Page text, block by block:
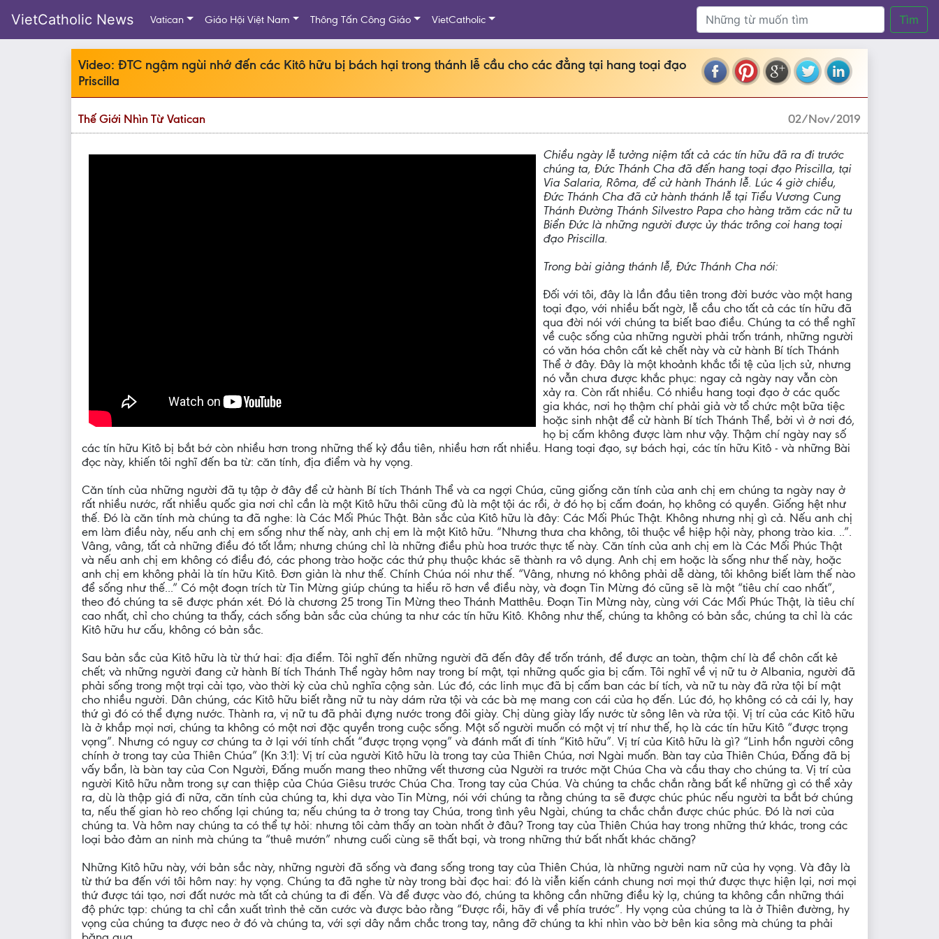
VietCatholic News Vatican Giáo Hội Việt Nam Thông Tấn Công Giáo VietCatholic Tìm
Video: ĐTC ngậm ngùi nhớ đến các Kitô hữu bị bách hại trong thánh lễ cầu cho các đẳng tại hang toại đạo
Priscilla
Thế Giới Nhìn Từ Vatican 02/Nov/2019
Chiều ngày lễ tưởng niệm tất cả các tín hữu đã ra đi trước
chúng ta, Đức Thánh Cha đã đến hang toại đạo Priscilla, tại
Via Salaria, Rôma, để cử hành Thánh lễ. Lúc 4 giờ chiều,
Đức Thánh Cha đã cử hành thánh lễ tại Tiểu Vương Cung
Thánh Đường Thánh Silvestro Papa cho hàng trăm các nữ tu
Biển Đức là những người được ủy thác trông coi hang toại
đạo Priscilla.
Trong bài giảng thánh lễ, Đức Thánh Cha nói:
Đối với tôi, đây là lần đầu tiên trong đời bước vào một hang
toại đạo, với nhiều bất ngờ, lễ cầu cho tất cả các tín hữu đã
qua đời nói với chúng ta biết bao điều. Chúng ta có thể nghĩ
về cuộc sống của những người phải trốn tránh, những người
có văn hóa chôn cất kẻ chết này và cử hành Bí tích Thánh
Thể ở đây. Đây là một khoảnh khắc tồi tệ của lịch sử, nhưng
nó vẫn chưa được khắc phục: ngay cả ngày nay vẫn còn
xảy ra. Còn rất nhiều. Có nhiều hang toại đạo ở các quốc
gia khác, nơi họ thậm chí phải giả vờ tổ chức một bữa tiệc
hoặc sinh nhật để cử hành Bí tích Thánh Thể, bởi vì ở nơi đó,
họ bị cấm không được làm như vậy. Thậm chí ngày nay số
các tín hữu Kitô bị bắt bớ còn nhiều hơn trong những thế kỷ đầu tiên, nhiều hơn rất nhiều. Hang toại đạo, sự bách hại, các tín hữu Kitô - và những Bài
đọc này, khiến tôi nghĩ đến ba từ: căn tính, địa điểm và hy vọng.
Căn tính của những người đã tụ tập ở đây để cử hành Bí tích Thánh Thể và ca ngợi Chúa, cũng giống căn tính của anh chị em chúng ta ngày nay ở
rất nhiều nước, rất nhiều quốc gia nơi chỉ cần là một Kitô hữu thôi cũng đủ là một tội ác rồi, ở đó họ bị cấm đoán, họ không có quyền. Giống hệt như
thế. Đó là căn tính mà chúng ta đã nghe: là Các Mối Phúc Thật. Bản sắc của Kitô hữu là đây: Các Mối Phúc Thật. Không nhưng nhị gì cả. Nếu anh chị
em làm điều này, nếu anh chị em sống như thế này, anh chị em là một Kitô hữu. “Nhưng thưa cha không, tôi thuộc về hiệp hội này, phong trào kia. ..”.
Vâng, vâng, tất cả những điều đó tốt lắm; nhưng chúng chỉ là những điều phù hoa trước thực tế này. Căn tính của anh chị em là Các Mối Phúc Thật
và nếu anh chị em không có điều đó, các phong trào hoặc các thứ phụ thuộc khác sẽ thành ra vô dụng. Anh chị em hoặc là sống như thế này, hoặc
anh chị em không phải là tín hữu Kitô. Đơn giản là như thế. Chính Chúa nói như thế. “Vâng, nhưng nó không phải dễ dàng, tôi không biết làm thế nào
để sống như thế...” Có một đoạn trích từ Tin Mừng giúp chúng ta hiểu rõ hơn về điều này, và đoạn Tin Mừng đó cũng sẽ là một “tiêu chí cao nhất”,
theo đó chúng ta sẽ được phán xét. Đó là chương 25 trong Tin Mừng theo Thánh Matthêu. Đoạn Tin Mừng này, cùng với Các Mối Phúc Thật, là tiêu chí
cao nhất, chỉ cho chúng ta thấy, cách sống bản sắc của chúng ta như các tín hữu Kitô. Không như thế, chúng ta không có bản sắc, chúng ta chỉ là các
Kitô hữu hư cấu, không có bản sắc.
Sau bản sắc của Kitô hữu là từ thứ hai: địa điểm. Tôi nghĩ đến những người đã đến đây để trốn tránh, để được an toàn, thậm chí là để chôn cất kẻ
chết; và những người đang cử hành Bí tích Thánh Thể ngày hôm nay trong bí mật, tại những quốc gia bị cấm. Tôi nghĩ về vị nữ tu ở Albania, người đã
phải sống trong một trại cải tạo, vào thời kỳ của chủ nghĩa cộng sản. Lúc đó, các linh mục đã bị cấm ban các bí tích, và nữ tu này đã rửa tội bí mật
cho nhiều người. Dân chúng, các Kitô hữu biết rằng nữ tu này dám rửa tội và các bà mẹ mang con cái của họ đến. Lúc đó, họ không có cả cái ly, hay
thứ gì đó có thể đựng nước. Thành ra, vị nữ tu đã phải đựng nước trong đôi giày. Chị dùng giày lấy nước từ sông lên và rửa tội. Vị trí của các Kitô hữu
là ở khắp mọi nơi, chúng ta không có một nơi đặc quyền trong cuộc sống. Một số người muốn có một vị trí như thế, họ là các tín hữu Kitô “được trọng
vọng”. Nhưng có nguy cơ chúng ta ở lại với tính chất “được trọng vọng” và đánh mất đi tính “Kitô hữu”. Vị trí của Kitô hữu là gì? “Linh hồn người công
chính ở trong tay của Thiên Chúa” (Kn 3:1): Vị trí của người Kitô hữu là trong tay của Thiên Chúa, nơi Ngài muốn. Bàn tay của Thiên Chúa, Đấng đã bị
vấy bẩn, là bàn tay của Con Người, Đấng muốn mang theo những vết thương của Người ra trước mặt Chúa Cha và cầu thay cho chúng ta. Vị trí của
người Kitô hữu nằm trong sự can thiệp của Chúa Giêsu trước Chúa Cha. Trong tay của Chúa. Và chúng ta chắc chắn rằng bất kể những gì có thể xảy
ra, dù là thập giá đi nữa, căn tính của chúng ta, khi dựa vào Tin Mừng, nói với chúng ta rằng chúng ta sẽ được chúc phúc nếu người ta bắt bớ chúng
ta, nếu thế gian hò reo chống lại chúng ta; nếu chúng ta ở trong tay Chúa, trong tình yêu Ngài, chúng ta chắc chắn được chúc phúc. Đó là nơi của
chúng ta. Và hôm nay chúng ta có thể tự hỏi: nhưng tôi cảm thấy an toàn nhất ở đâu? Trong tay của Thiên Chúa hay trong những thứ khác, trong các
loại bảo đảm an ninh mà chúng ta “thuê mướn” nhưng cuối cùng sẽ thất bại, và trong những thứ bất nhất khác chăng?
Những Kitô hữu này, với bản sắc này, những người đã sống và đang sống trong tay của Thiên Chúa, là những người nam nữ của hy vọng. Và đây là
từ thứ ba đến với tôi hôm nay: hy vọng. Chúng ta đã nghe từ này trong bài đọc hai: đó là viễn kiến cánh chung nơi mọi thứ được thực hiện lại, nơi mọi
thứ được tái tạo, nơi đất nước mà tất cả chúng ta đi đến. Và để được vào đó, chúng ta không cần những điều kỳ lạ, chúng ta không cần những thái
độ phức tạp: chúng ta chỉ cần xuất trình thẻ căn cước và được bảo rằng “Được rồi, hãy đi về phía trước”. Hy vọng của chúng ta là ở Thiên đường, hy
vọng của chúng ta được neo ở đó và chúng ta, với sợi dây nắm chắc trong tay, nâng đỡ chúng ta khi nhìn vào bờ bên kia sông mà chúng ta phải